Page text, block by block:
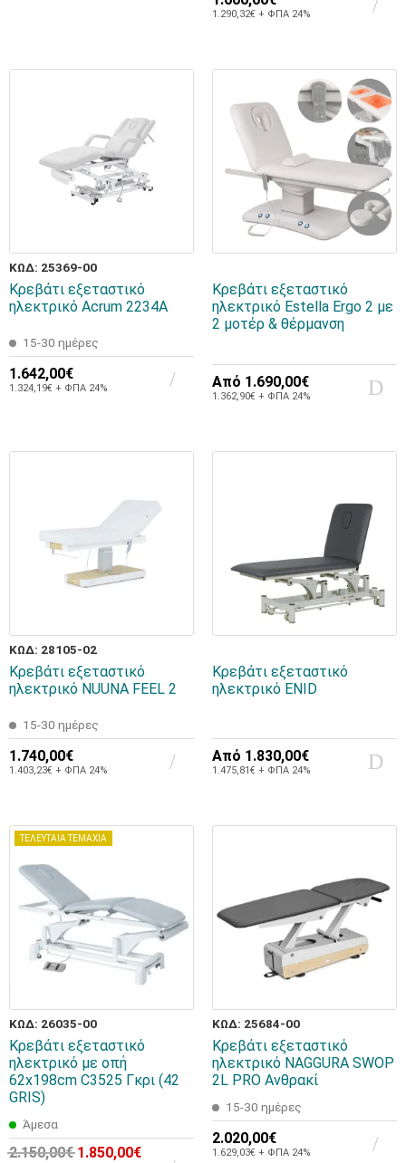
1.290,32€ + ΦΠΑ 24%
ΚΩΔ: 25369-00
Κρεβάτι εξεταστικό
ηλεκτρικό Acrum 2234A
15-30 ημέρες
1.642,00€
1.324,19€ + ΦΠΑ 24%
Κρεβάτι εξεταστικό
ηλεκτρικό Estella Ergo 2 με
2 μοτέρ & θέρμανση
Από 1.690,00€
1.362,90€ + ΦΠΑ 24%
ΚΩΔ: 28105-02
Κρεβάτι εξεταστικό
ηλεκτρικό NUUNA FEEL 2
15-30 ημέρες
1.740,00€
1.403,23€ + ΦΠΑ 24%
Κρεβάτι εξεταστικό
ηλεκτρικό ENID
Από 1.830,00€
1.475,81€ + ΦΠΑ 24%
ΤΕΛΕΥΤΑΙΑ ΤΕΜΑΧΙΑ
ΚΩΔ: 26035-00
Κρεβάτι εξεταστικό
ηλεκτρικό με οπή
62x198cm C3525 Γκρι (42
GRIS)
Άμεσα
2.150,00€ 1.850,00€
ΚΩΔ: 25684-00
Κρεβάτι εξεταστικό
ηλεκτρικό NAGGURA SWOP
2L PRO Ανθρακί
15-30 ημέρες
2.020,00€
1.629,03€ + ΦΠΑ 24%